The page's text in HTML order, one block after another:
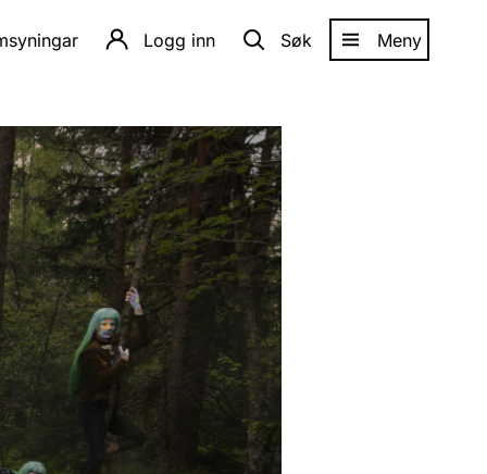
Logg inn Søk Meny